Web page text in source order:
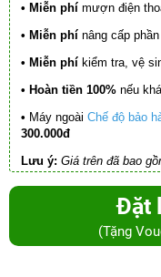
• Miễn phí mượn điện
• Miễn phí nâng cấp
• Miễn phí kiểm tra, vệ
• Hoàn tiền 100% nếu
• Máy ngoài Chế độ bảo
300.000đ
Lưu ý: Giá trên đã bao
Đặt
(Tặng